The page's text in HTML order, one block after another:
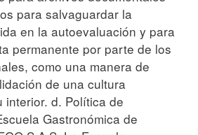
para salvaguardar la
en la autoevaluación y para
permanente por parte de los
como una manera de
de una cultura
interior. d. Política de
Gastronómica de